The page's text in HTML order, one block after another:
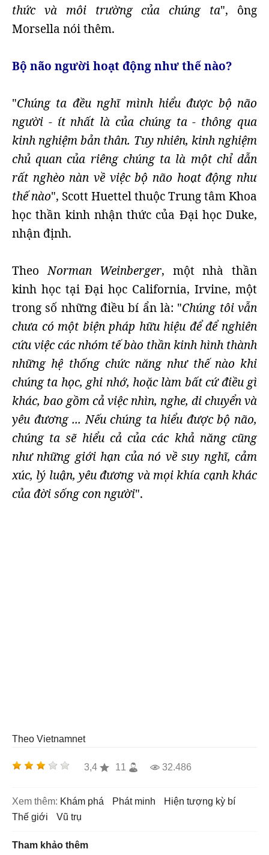
thức và môi trường của chúng ta", ông
Morsella nói thêm.
Bộ não người hoạt động như thế nào?
"Chúng ta đều nghĩ mình hiểu được bộ não
người - ít nhất là của chúng ta - thông qua
kinh nghiệm bản thân. Tuy nhiên, kinh nghiệm
chủ quan của riêng chúng ta là một chỉ dẫn
rất nghèo nàn về việc bộ não hoạt động như
thế nào", Scott Huettel thuộc Trung tâm Khoa
học thần kinh nhận thức của Đại học Duke,
nhận định.
TheoNorman Weinberger, một nhà thần
kinh học tại Đại học California, Irvine, một
trong số những điều bí ẩn là: "Chúng tôi vẫn
chưa có một biện pháp hữu hiệu để để nghiên
cứu việc các nhóm tế bào thần kinh hình thành
những hệ thống chức năng như thế nào khi
chúng ta học, ghi nhớ, hoặc làm bất cứ điều gì
khác, bao gồm cả việc nhìn, nghe, di chuyển và
yêu đương ... Nếu chúng ta hiểu được bộ não,
chúng ta sẽ hiểu cả của các khả năng cũng
như những giới hạn của nó về suy nghĩ, cảm
xúc, lý luận, yêu đương và mọi khía cạnh khác
của đời sống con người".
Theo Vietnamnet
3,4 11 32.486
Xem thêm: khám phá phát minh
hiện tượng kỳ bí
thế giới
vũ trụ
Tham khảo thêm